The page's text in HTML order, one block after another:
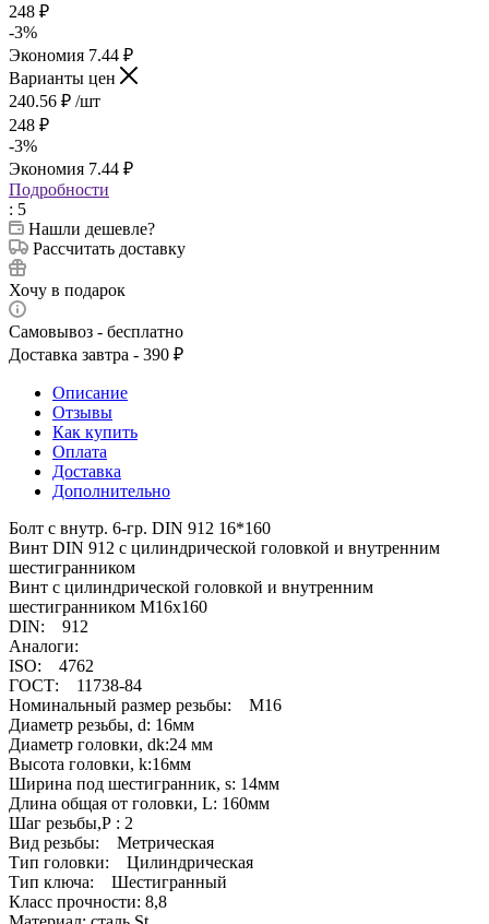
248 ₽
-3%
Экономия 7.44 ₽
Варианты цен
240.56 ₽ /шт
248 ₽
-3%
Экономия 7.44 ₽
Подробности
: 5
Нашли дешевле?
Рассчитать доставку
Хочу в подарок
Самовывоз - бесплатно
Доставка завтра - 390 ₽
Описание
Отзывы
Как купить
Оплата
Доставка
Дополнительно
Болт с внутр. 6-гр. DIN 912 16*160
Винт DIN 912 с цилиндрической головкой и внутренним
шестигранником
Винт с цилиндрической головкой и внутренним
шестигранником М16х160
DIN: 912
Аналоги:
ISO: 4762
ГОСТ: 11738-84
Номинальный размер резьбы: М16
Диаметр резьбы, d: 16мм
Диаметр головки, dk:24 мм
Высота головки, k:16мм
Ширина под шестигранник, s: 14мм
Длина общая от головки, L: 160мм
Шаг резьбы,Р : 2
Вид резьбы: Метрическая
Тип головки: Цилиндрическая
Тип ключа: Шестигранный
Класс прочности: 8,8